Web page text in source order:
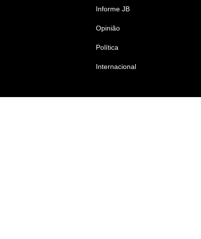
Informe JB
Opinião
Política
Internacional